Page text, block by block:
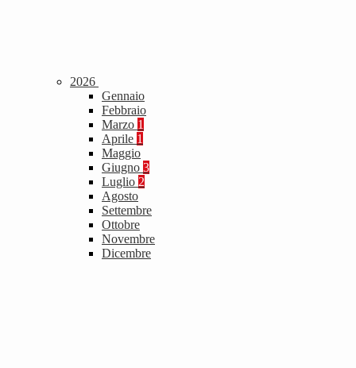
2026
Gennaio
Febbraio
Marzo 1
Aprile 1
Maggio
Giugno 3
Luglio 2
Agosto
Settembre
Ottobre
Novembre
Dicembre